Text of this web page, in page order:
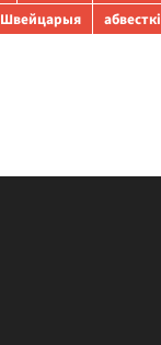
Швейцарыя
абвесткі